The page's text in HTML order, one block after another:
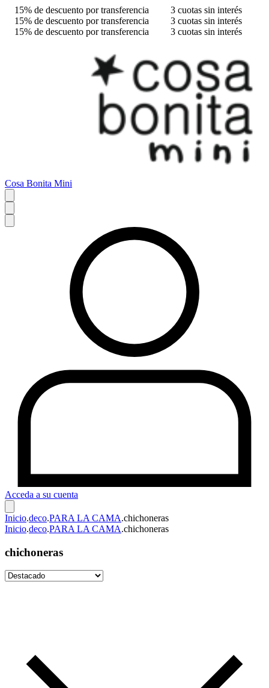
15% de descuento por transferencia
3 cuotas sin interés
15% de descuento por transferencia
3 cuotas sin interés
15% de descuento por transferencia
3 cuotas sin interés
Cosa Bonita Mini
Acceda a su cuenta
Inicio.deco.PARA LA CAMA.chichoneras
Inicio.deco.PARA LA CAMA.chichoneras
chichoneras